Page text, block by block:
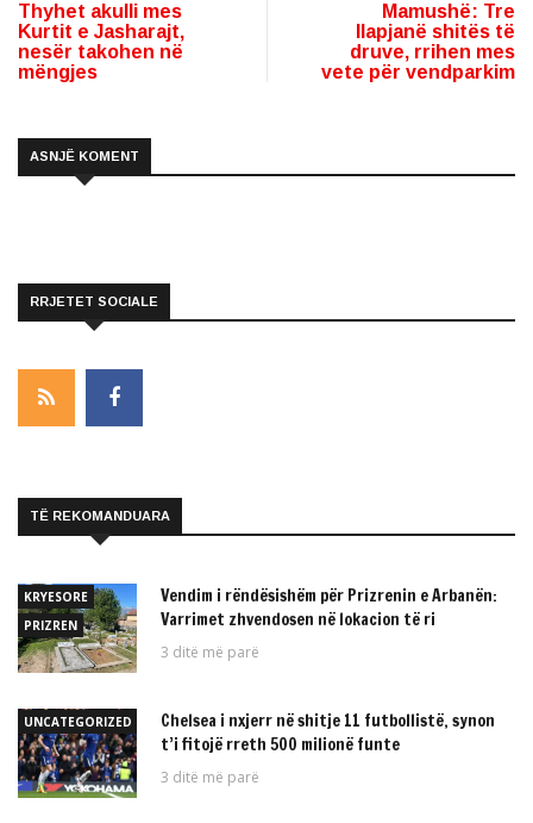
Thyhet akulli mes
Kurtit e Jasharajt,
nesër takohen në
mëngjes
Mamushë: Tre
llapjanë shitës të
druve, rrihen mes
vete për vendparkim
ASNJË KOMENT
RRJETET SOCIALE
TË REKOMANDUARA
KRYESORE
PRIZREN
Vendim i rëndësishëm për Prizrenin e Arbanën:
Varrimet zhvendosen në lokacion të ri
3 ditë më parë
UNCATEGORIZED
Chelsea i nxjerr në shitje 11 futbollistë, synon
t’i fitojë rreth 500 milionë funte
3 ditë më parë